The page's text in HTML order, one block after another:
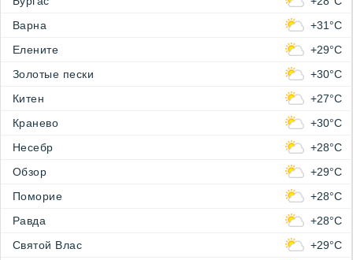
Варна
+31°C
Елените
+29°C
Золотые пески
+30°C
Китен
+27°C
Кранево
+30°C
Несебр
+28°C
Обзор
+29°C
Поморие
+28°C
Равда
+28°C
Святой Влас
+29°C